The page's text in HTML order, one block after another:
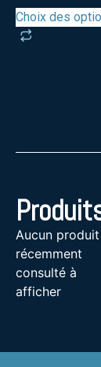
Choix des
Aucun produit
récemment
consulté à
afficher